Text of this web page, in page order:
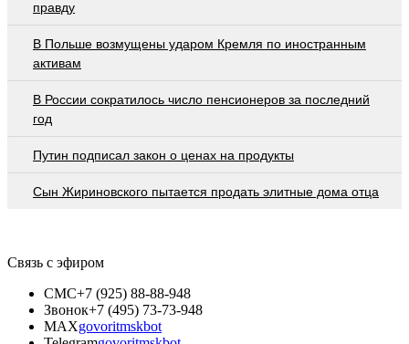
прaвду
В Польше возмущены ударом Кремля по иностранным
активам
В России сократилось число пенсионеров за последний
год
Путин подписал закон о ценах на продукты
Сын Жириновского пытается продать элитные дома отца
Связь с эфиром
СМС+7 (925) 88-88-948
Звонок+7 (495) 73-73-948
MAXgovoritmskbot